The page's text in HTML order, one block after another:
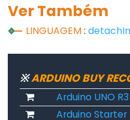
Keyboard
Keyboard
Keyboard.begin()
Keyboard.end()
Teclas
Ver Também
LINGUAGEM:
※ARDUINO BUY
Arduino UNO R3
Arduino Starter